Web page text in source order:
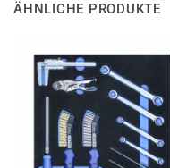
ÄHNLICHE PRODUKTE